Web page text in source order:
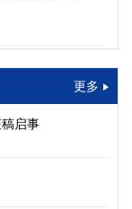
技术路线与配置
j.cnki.2095-
波舟山港穿山港
更多
启事